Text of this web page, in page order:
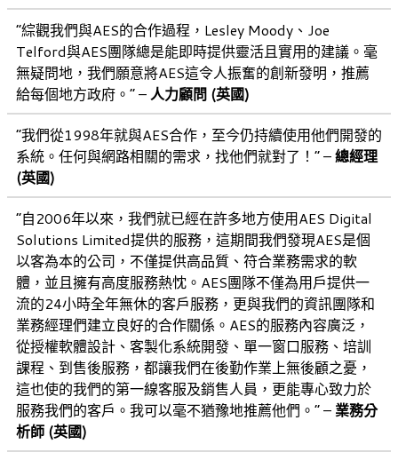
“綜觀我們與AES的合作過程，Lesley Moody、Joe
Telford與AES團隊總是能即時提供靈活且實用的建議。毫
無疑問地，我們願意將AES這令人振奮的創新發明，推薦
給每個地方政府。” –人力顧問 (英國)
“我們從1998年就與AES合作，至今仍持續使用他們開發的
系統。任何與網路相關的需求，找他們就對了！” –總經理
(英國)
“自2006年以來，我們就已經在許多地方使用AES Digital
Solutions Limited提供的服務，這期間我們發現AES是個
以客為本的公司，不僅提供高品質、符合業務需求的軟
體，並且擁有高度服務熱忱。AES團隊不僅為用戶提供一
流的24小時全年無休的客戶服務，更與我們的資訊團隊和
業務經理們建立良好的合作關係。AES的服務內容廣泛，
從授權軟體設計、客製化系統開發、單一窗口服務、培訓
課程、到售後服務，都讓我們在後勤作業上無後顧之憂，
這也使的我們的第一線客服及銷售人員，更能專心致力於
服務我們的客戶。我可以毫不猶豫地推薦他們。” – 業務分
析師 (英國)